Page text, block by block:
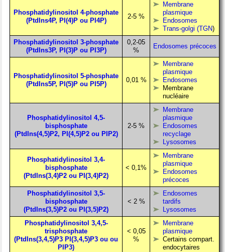
Phosphatidylinositol 4-phosphate
(PtdIns4P, PI(4)P ou PI4P)
2-5 %
Membrane
plasmique
Endosomes
Trans-golgi (TGN)
Phosphatidylinositol 3-phosphate
(PtdIns3P, PI(3)P ou PI3P)
0,2-05
%
Endosomes précoces
Phosphatidylinositol 5-phosphate
(PtdIns5P, PI(5)P ou PI5P)
0,01 %
Membrane
plasmique
Endosomes
Membrane
nucléaire
Phosphatidylinositol 4,5-
bisphosphate
(PtdIns(4,5)P2, PI(4,5)P2 ou PIP2)
2-5 %
Membrane
plasmique
Endosomes
recyclage
Lysosomes
Phosphatidylinositol 3,4-
bisphosphate
(PtdIns(3,4)P2 ou PI(3,4)P2)
< 0,1%
Membrane
plasmique
Endosomes
précoces
Phosphatidylinositol 3,5-
bisphosphate
(PtdIns(3,5)P2 ou PI(3,5)P2)
< 2 %
Endosomes
tardifs
Lysosomes
Phosphatidylinositol 3,4,5-
trisphosphate
(PtdIns(3,4,5)P3 PI(3,4,5)P3 ou ou
PIP3)
< 0,05
%
Membrane
plasmique
Certains compart.
endocytaires